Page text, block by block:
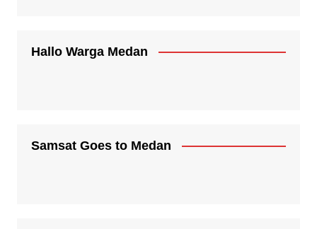
Hallo Warga Medan
Samsat Goes to Medan